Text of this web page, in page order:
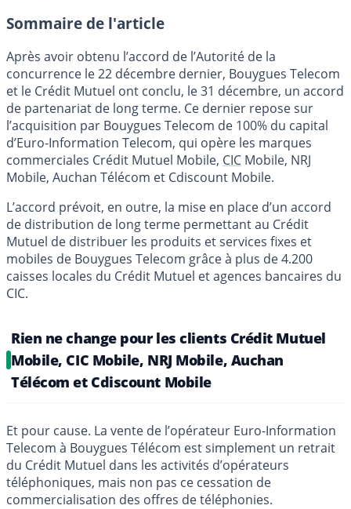
Sommaire de l'article
Après avoir obtenu l’accord de l’Autorité de la
concurrence le 22 décembre dernier, Bouygues Telecom
et le Crédit Mutuel ont conclu, le 31 décembre, un accord
de partenariat de long terme. Ce dernier repose sur
l’acquisition par Bouygues Telecom de 100% du capital
d’Euro-Information Telecom, qui opère les marques
commerciales Crédit Mutuel Mobile, CIC Mobile, NRJ
Mobile, Auchan Télécom et Cdiscount Mobile.
L’accord prévoit, en outre, la mise en place d’un accord
de distribution de long terme permettant au Crédit
Mutuel de distribuer les produits et services fixes et
mobiles de Bouygues Telecom grâce à plus de 4.200
caisses locales du Crédit Mutuel et agences bancaires du
CIC.
Rien ne change pour les clients Crédit Mutuel
Mobile, CIC Mobile, NRJ Mobile, Auchan
Télécom et Cdiscount Mobile
Et pour cause. La vente de l’opérateur Euro-Information
Telecom à Bouygues Télécom est simplement un retrait
du Crédit Mutuel dans les activités d’opérateurs
téléphoniques, mais non pas ce cessation de
commercialisation des offres de téléphonies.